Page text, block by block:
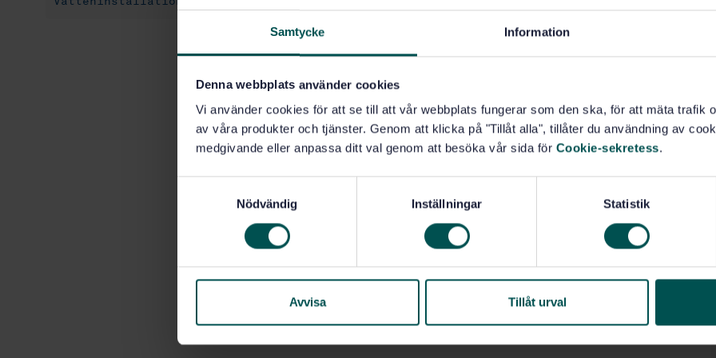
Samtycke Information
Denna webbplats använder cookies
Vi använder cookies för att se till att vår webbplats fungerar som den ska, för att mäta trafik
av våra produkter och tjänster. Genom att klicka på "Tillåt alla", tillåter du användning av
medgivande eller anpassa ditt val genom att besöka vår sida för Cookie-sekretess.
s
Nödvändig Inställningar Statistik
Avvisa Tillåt urval